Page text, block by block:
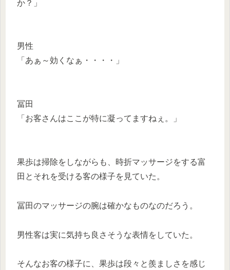
か？」
男性
「あぁ～効くなぁ・・・・」
冨田
「お客さんはここが特に凝ってますねぇ。」
果歩は掃除をしながらも、時折マッサージをする富
田とそれを受ける客の様子を見ていた。
冨田のマッサージの腕は確かなものなのだろう。
男性客は実に気持ち良さそうな表情をしていた。
そんなお客の様子に、果歩は段々と羨ましさを感じ